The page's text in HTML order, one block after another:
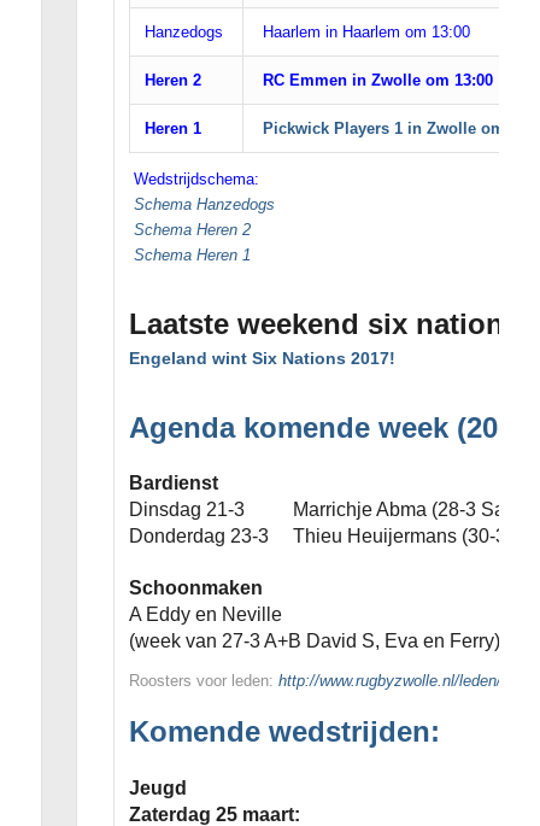
Hanzedogs Haarlem in Haarlem om 13:00
Heren 2 RC Emmen in Zwolle om 13:00
Heren 1 Pickwick Players 1in Zwolle om
Wedstrijdschema:
Schema Hanzedogs
Schema Heren 2
Schema Heren 1
Laatste weekend six nations
Engeland wint Six Nations 2017!
Agenda komende week (20-3-
Bardienst
Dinsdag 21-3 Marrichje Abma (28-3
Donderdag 23-3 Thieu Heuijermans (30-3
Schoonmaken
A Eddy en Neville
(week van 27-3 A+B David S, Eva en Ferry)
Roosters voor leden: http://www.rugbyzwolle.nl/leden/
Komende wedstrijden:
Jeugd
Zaterdag 25 maart: